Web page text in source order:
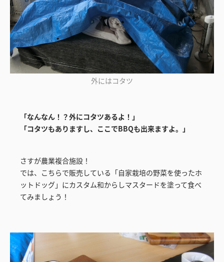
外にはコタツ
「なんなん！？外にコタツあるよ！」
「コタツもありますし、ここでBBQも出来ますよ。」
さすが農業複合施設！
では、こちらで販売している「自家栽培の野菜を使ったホ
ットドッグ」にカスタム和からしマスタードを塗って食べ
てみましょう！